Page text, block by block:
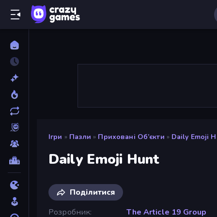
Ігри » Пазли » Приховані Об’єкти » Daily Emoji
Daily Emoji Hunt
Поділитися
Розробник
The Article 19 Group